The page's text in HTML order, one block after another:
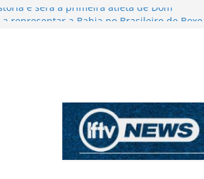
e será a primeira atleta de Dom
da rede municipal
à política: advogado baiano aposta na
empreendedorismo para chegar à Câmara